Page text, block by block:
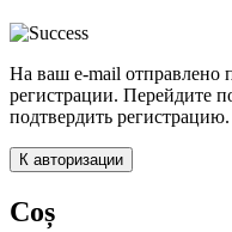
На ваш e-mail отправлено
регистрации. Перейдите
подтвердить регистрацию.
К авторизации
Coș